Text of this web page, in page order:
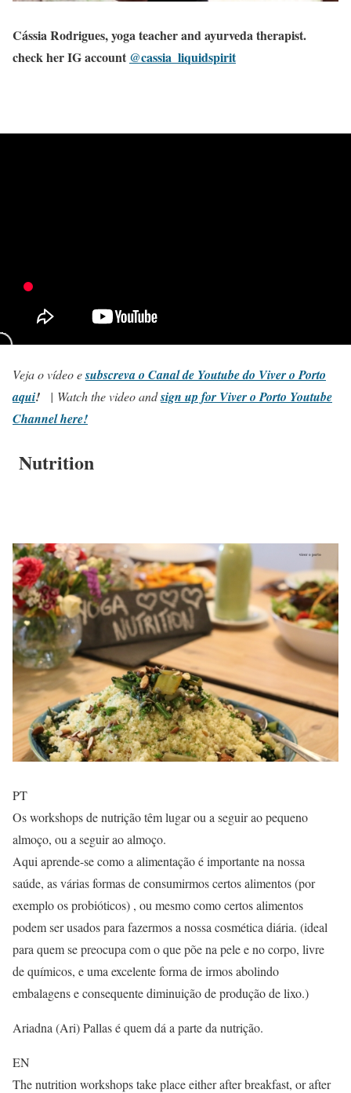
Cássia Rodrigues, yoga teacher and ayurveda therapist.
check her IG account @cassia_liquidspirit
Veja o vídeo esubscreva o Canal de Youtube do Viver o Porto
aqui! | Watch the video andsign up for Viver o Porto Youtube
Channel here!
Nutrition
PT
Os workshops de nutrição têm lugar ou a seguir ao pequeno
almoço, ou a seguir ao almoço.
Aqui aprende-se como a alimentação é importante na nossa
saúde, as várias formas de consumirmos certos alimentos (por
exemplo os probióticos) , ou mesmo como certos alimentos
podem ser usados para fazermos a nossa cosmética diária. (ideal
para quem se preocupa com o que põe na pele e no corpo, livre
de químicos, e uma excelente forma de irmos abolindo
embalagens e consequente diminuição de produção de lixo.)
Ariadna (Ari) Pallas é quem dá a parte da nutrição.
EN
The nutrition workshops take place either after breakfast, or after